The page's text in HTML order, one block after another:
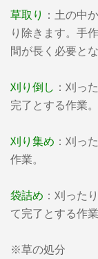
草取り ：土の中
り除きます。手
間が長く必要とな
刈り倒し ：刈っ
完了とする作業。
刈り集め ：刈っ
作業。
袋詰め ：刈った
て完了とする作業
※草の処分